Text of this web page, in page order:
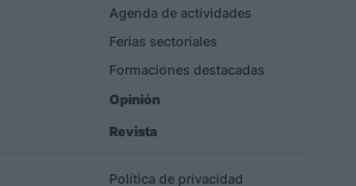
Agenda de actividades
Ferias sectoriales
Formaciones destacadas
Opinión
Revista
Política de privacidad